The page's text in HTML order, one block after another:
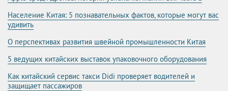
Население Китая: 5 познавательных фактов, которые могут вас
удивить
О перспективах развития швейной промышленности Китая
5 ведущих китайских выставок упаковочного оборудования
Как китайский сервис такси Didi проверяет водителей и
защищает пассажиров